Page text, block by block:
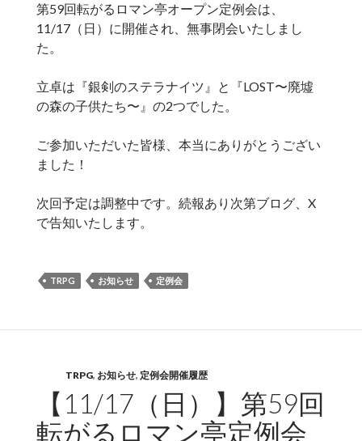
第59回転がるロマン亭オープン定例会は、
11/17（日）に開催され、無事閉会いたしまし
た。
立卓は『銀剣のステラナイツ』と『LOST〜廃墟
の森の子供たち〜』の2つでした。
ご参加いただいた皆様、本当にありがとうござい
ました！
次回予定は調整中です。続報あり次第ブログ、X
で告知いたします。
TRPG お知らせ 定例会
TRPG, お知らせ, 定例会開催履歴
【11/17（日）】第59回
転がるロマン亭定例会